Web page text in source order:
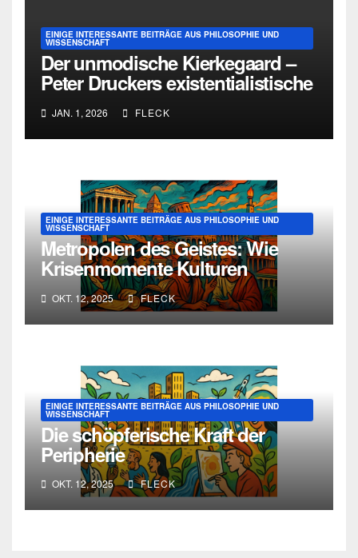
EINIGE INTERESSANTE BEITRÄGE AUS PHILOSOPHIE UND
WISSENSCHAFT
Der unmodische Kierkegaard –
Peter Druckers existentialistische
Intervention von 1933
JAN. 1, 2026 FLECK
EINIGE INTERESSANTE BEITRÄGE AUS PHILOSOPHIE UND
WISSENSCHAFT
Metropolen des Geistes: Wie
Krisenmomente Kulturen
erschaffen
OKT. 12, 2025 FLECK
EINIGE INTERESSANTE BEITRÄGE AUS PHILOSOPHIE UND
WISSENSCHAFT
Die schöpferische Kraft der
Peripherie
OKT. 12, 2025 FLECK